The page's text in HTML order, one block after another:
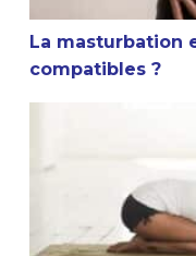
La masturbation
compatibles ?
Conseil sportif :